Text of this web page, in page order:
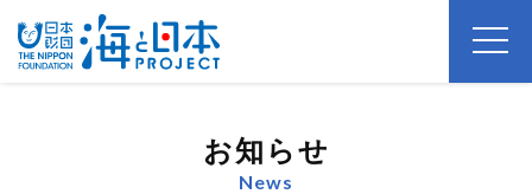
お知らせ
News